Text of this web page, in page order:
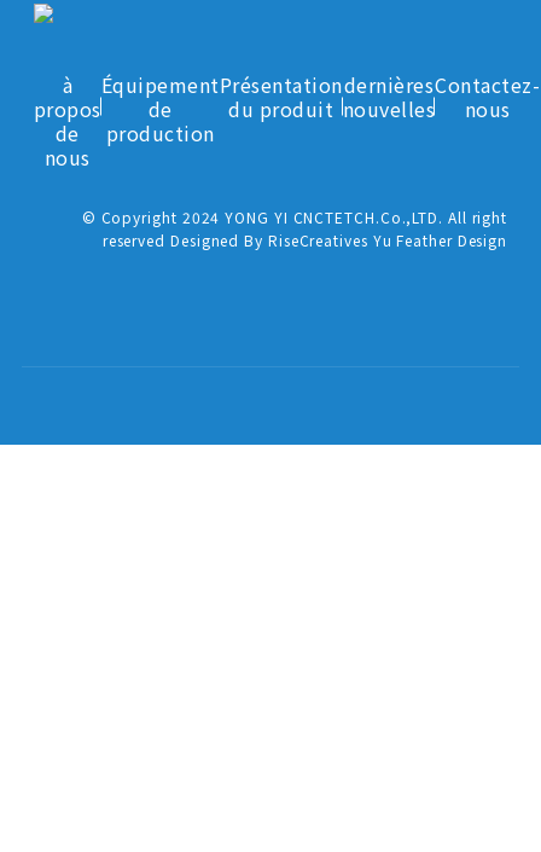
à
propos
de
nous
Équipement
de
production
Présentation
du produit
dernières
nouvelles
Contactez-
nous
© Copyright 2024 YONG YI CNCTETCH.Co.,LTD. All right
reserved Designed By RiseCreatives Yu Feather Design